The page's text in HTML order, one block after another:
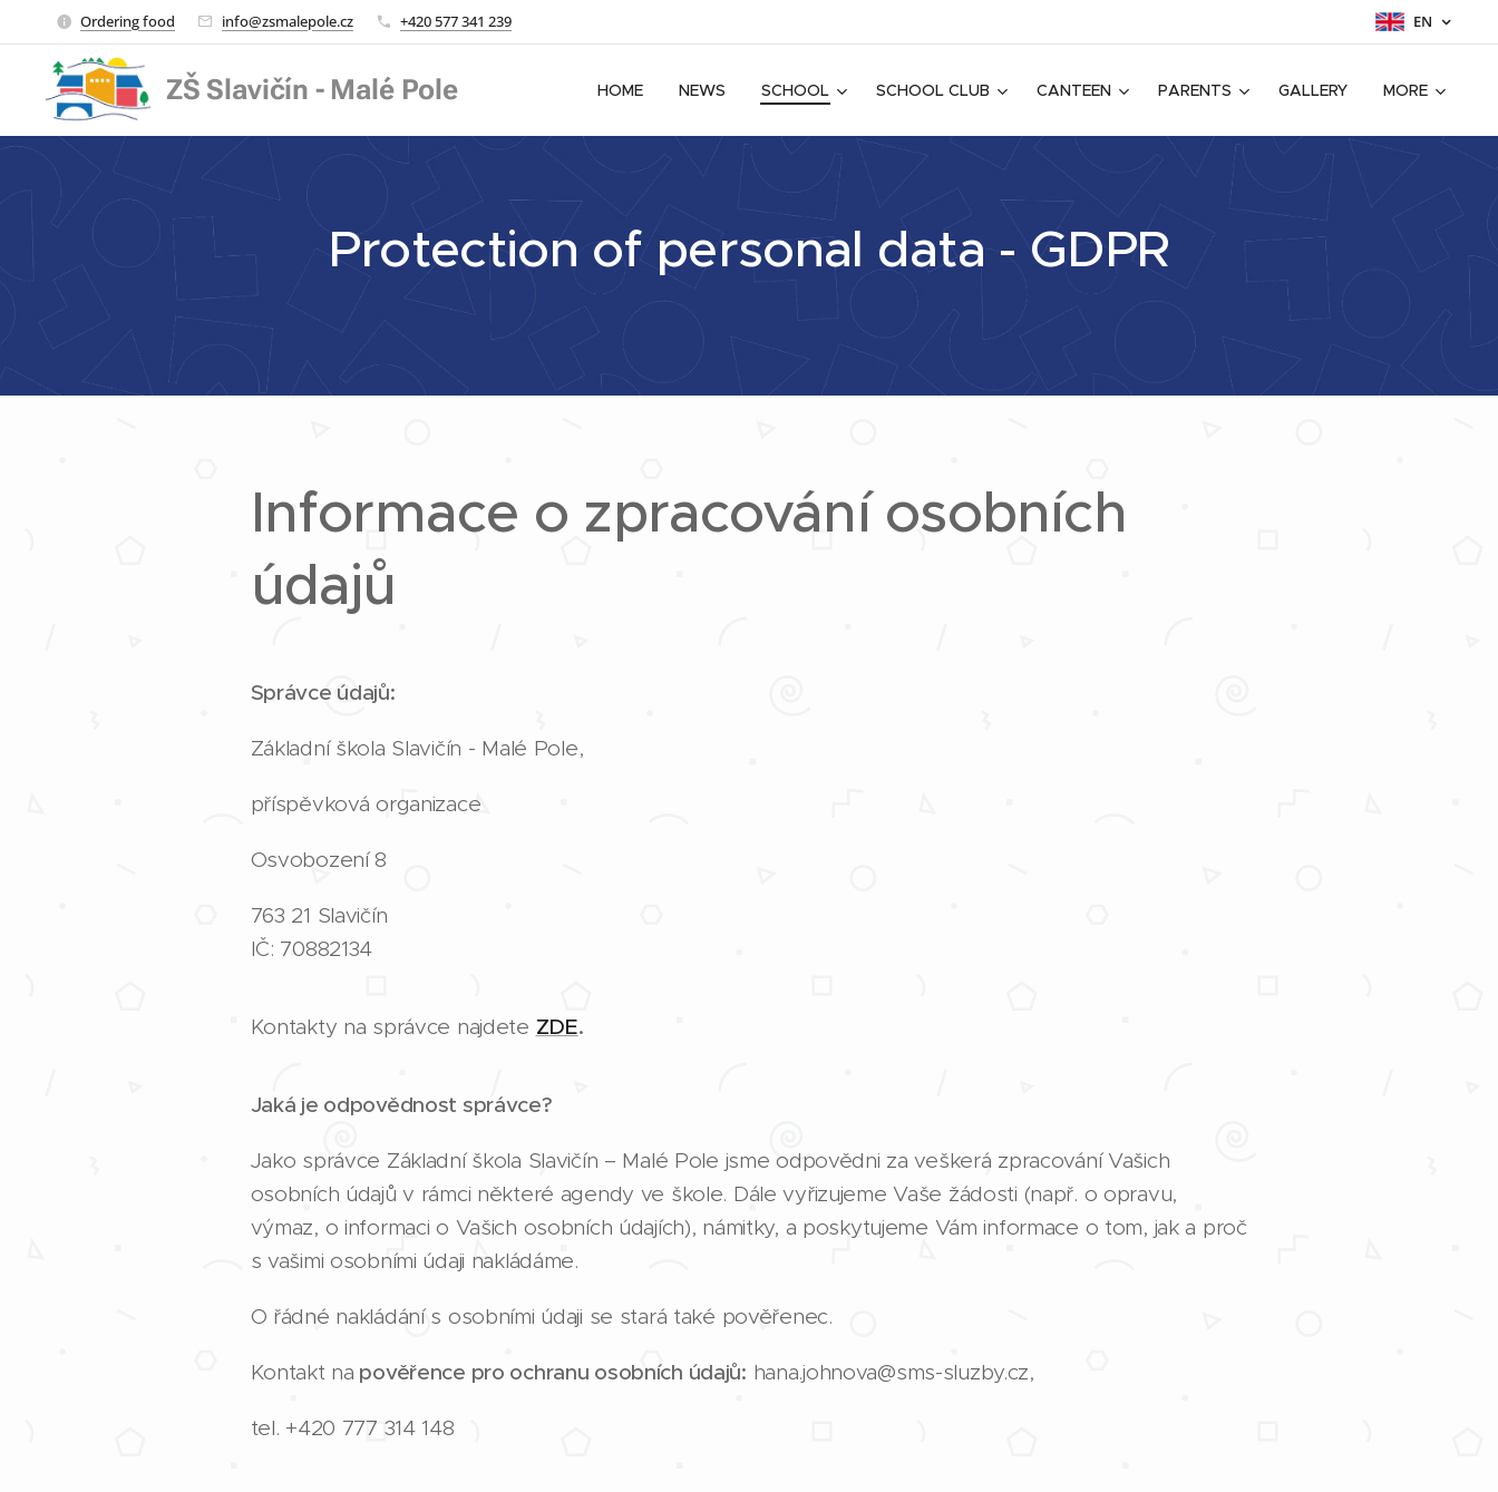
Ordering food info@zsmalepole.cz +420 577 341 239 EN
ZŠ Slavičín - Malé Pole HOME NEWS SCHOOL SCHOOL CLUB CANTEEN PARENTS GALLERY MORE
Protection of personal data -GDPR
Informace o zpracování osobních
údajů
Správce údajů:
Základní škola Slavičín - Malé Pole,
příspěvková organizace
Osvobození 8
763 21 Slavičín
IČ: 70882134
Kontakty na správce najdete ZDE.
Jaká je odpovědnost správce?
Jako správce Základní škola Slavičín – Malé Pole jsme odpovědni za veškerá zpracování Vašich
osobních údajů v rámci některé agendy ve škole. Dále vyřizujeme Vaše žádosti (např. o opravu,
výmaz, o informaci o Vašich osobních údajích), námitky, a poskytujeme Vám informace o tom, jak a proč
s vašimi osobními údaji nakládáme.
O řádné nakládání s osobními údaji se stará také pověřenec.
Kontakt na pověřence pro ochranu osobních údajů: hana.johnova@sms-sluzby.cz,
tel. +420 777 314 148